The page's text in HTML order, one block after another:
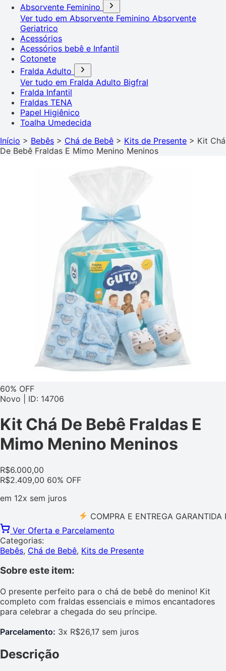
Absorvente Feminino
Ver tudo em Absorvente Feminino Absorvente
Geriatrico
Acessórios
Acessórios bebê e Infantil
Cotonete
Fralda Adulto
Ver tudo em Fralda Adulto Bigfral
Fralda Infantil
Fraldas TENA
Papel Higiênico
Toalha Umedecida
Início > Bebês > Chá de Bebê > Kits de Presente > Kit Chá
De Bebê Fraldas E Mimo Menino Meninos
60% OFF
Novo | ID: 14706
Kit Chá De Bebê Fraldas E
Mimo Menino Meninos
R$6.000,00
R$2.409,00 60% OFF
em 12x sem juros
COMPRA E ENTREGA GARANTIDA
Ver Oferta e Parcelamento
Categorias:
Bebês, Chá de Bebê, Kits de Presente
Sobre este item:
O presente perfeito para o chá de bebê do menino! Kit
completo com fraldas essenciais e mimos encantadores
para celebrar a chegada do seu príncipe.
Parcelamento: 3x R$26,17 sem juros
Descrição